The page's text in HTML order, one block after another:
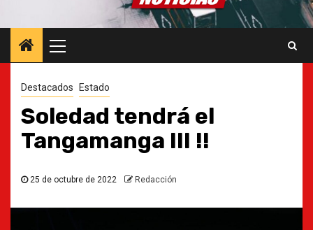
principal
Destacados Estado
Soledad tendrá el
Tangamanga III !!
25 de octubre de 2022 Redacción